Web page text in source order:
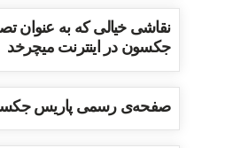
نقاشی خیالی که به عنوان
جکسون در اینترنت میچرخد
صفحه‌ی رسمی پاریس